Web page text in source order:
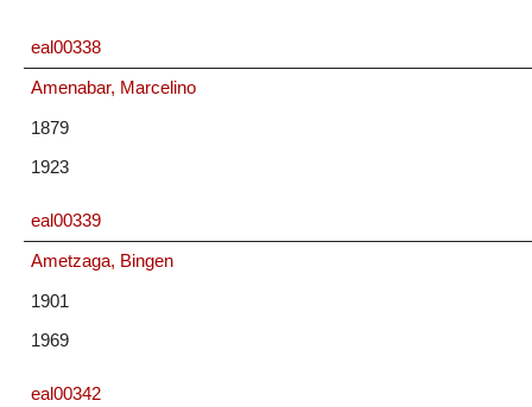
eal00338
Amenabar, Marcelino
1879
1923
eal00339
Ametzaga, Bingen
1901
1969
eal00342